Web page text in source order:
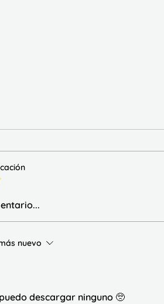
nuevo
descargar ninguno 🥺